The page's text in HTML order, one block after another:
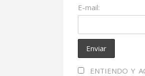
E-mail:
ENTIENDO Y